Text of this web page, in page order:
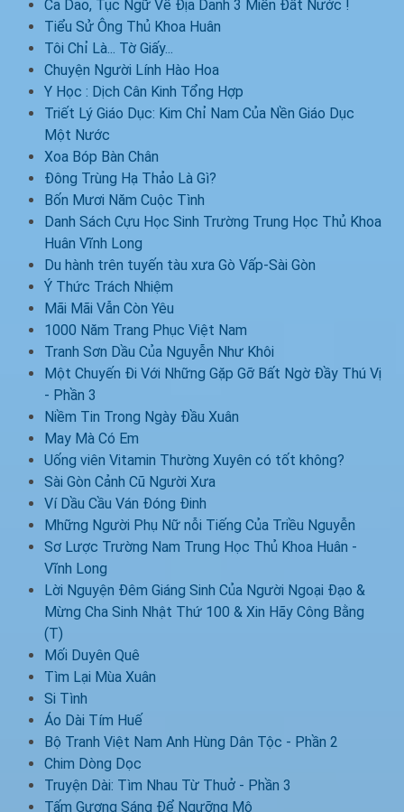
Ca Dao, Tục Ngữ Về Địa Danh 3 Miền Đất Nước !
Tiểu Sử Ông Thủ Khoa Huân
Tôi Chỉ Là... Tờ Giấy...
Chuyện Người Lính Hào Hoa
Y Học : Dịch Cân Kinh Tổng Hợp
Triết Lý Giáo Dục: Kim Chỉ Nam Của Nền Giáo Dục
Một Nước
Xoa Bóp Bàn Chân
Đông Trùng Hạ Thảo Là Gì?
Bốn Mươi Năm Cuộc Tình
Danh Sách Cựu Học Sinh Trường Trung Học Thủ Khoa
Huân Vĩnh Long
Du hành trên tuyến tàu xưa Gò Vấp-Sài Gòn
Ý Thức Trách Nhiệm
Mãi Mãi Vẫn Còn Yêu
1000 Năm Trang Phục Việt Nam
Tranh Sơn Dầu Của Nguyễn Như Khôi
Một Chuyến Đi Với Những Gặp Gỡ Bất Ngờ Đầy Thú Vị
- Phần 3
Niềm Tin Trong Ngày Đầu Xuân
May Mà Có Em
Uống viên Vitamin Thường Xuyên có tốt không?
Sài Gòn Cảnh Cũ Người Xưa
Ví Dầu Cầu Ván Đóng Đinh
Mhững Người Phụ Nữ nỗi Tiếng Của Triều Nguyễn
Sơ Lược Trường Nam Trung Học Thủ Khoa Huân -
Vĩnh Long
Lời Nguyện Đêm Giáng Sinh Của Người Ngoại Đạo &
Mừng Cha Sinh Nhật Thứ 100 & Xin Hãy Công Bằng
(T)
Mối Duyên Quê
Tìm Lại Mùa Xuân
Si Tình
Áo Dài Tím Huế
Bộ Tranh Việt Nam Anh Hùng Dân Tộc - Phần 2
Chim Dòng Dọc
Truyện Dài: Tìm Nhau Từ Thuở - Phần 3
Tấm Gương Sáng Để Ngưỡng Mộ